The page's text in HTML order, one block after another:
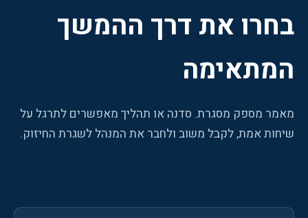
בחרו את דרך ההמשך
המתאימה
מאמר מספק מסגרת. סדנה או תהליך מאפשרים לתרגל על
שיחות אמת, לקבל משוב ולחבר את המנהל לשגרת החיזוק.